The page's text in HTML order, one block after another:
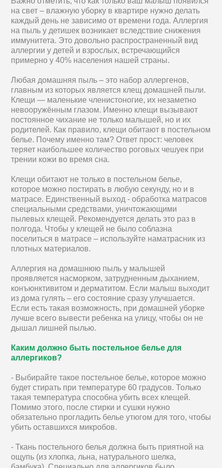
на свет – влажную уборку в квартире нужно делать
каждый день не зависимо от времени года. Аллергия
на пыль у детишек возникает вследствие снижения
иммунитета. Это довольно распространенный вид
аллергии у детей и взрослых, встречающийся
примерно у 40% населения нашей страны.
Любая домашняя пыль – это набор аллергенов,
главным из которых является клещ домашней пыли.
Клещи — маленькие членистоногие, их незаметно
невооружённым глазом. Именно клещи вызывают
постоянное чихание не только малышей, но и их
родителей. Как правило, клещи обитают в постельном
белье. Почему именно там? Ответ прост: человек
теряет наибольшее количество роговых чешуек при
трении кожи во время сна.
Клещи обитают не только в постельном белье,
которое можно постирать в любую секунду, но и в
матрасе. Единственный выход - обработка матрасов
специальными средствами, уничтожающими
пылевых клещей. Рекомендуется делать это раз в
полгода. Чтобы у клещей не было соблазна
поселиться в матрасе – используйте наматрасник из
плотных материалов.
Аллергия на домашнюю пыль у малышей
проявляется насморком, затрудненным дыханием,
конъюнктивитом и дерматитом. Если малыш выходит
из дома гулять – его состояние сразу улучшается.
Если есть такая возможность, при домашней уборке
лучше всего вывести ребенка на улицу, чтобы он не
дышал лишней пылью.
Каким должно быть постельное белье для
аллергиков?
- Выбирайте такое постельное белье, которое можно
будет стирать при температуре 60 градусов. Только
такая температура способна убить всех клещей.
Помимо этого, после стирки и сушки нужно
обязательно прогладить белье утюгом для того, чтобы
убить оставшихся микробов.
- Ткань постельного белья должна быть приятной на
ощупь (из хлопка, льна, натурального шелка,